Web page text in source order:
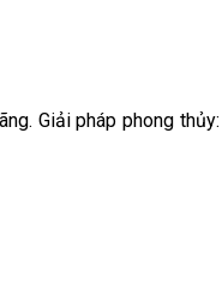
Giải pháp phong